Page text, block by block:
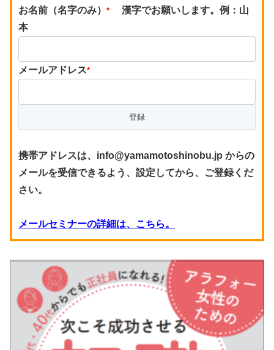
お名前（名字のみ） *
漢字でお願いします。例：山
本
メールアドレス*
携帯アドレスは、info@yamamotoshinobu.jp からの
メールを受信できるよう、設定してから、ご登録くだ
さい。
メールセミナーの詳細は、こちら。